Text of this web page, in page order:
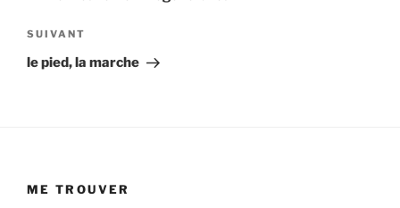
l’article
Article
suivant
SUIVANT
le pied, la marche
ME TROUVER